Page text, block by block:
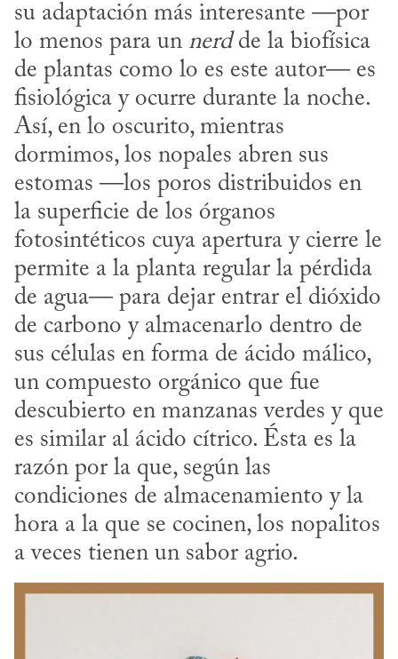
su adaptación más interesante —por
lo menos para un nerd de la biofísica
de plantas como lo es este autor— es
fisiológica y ocurre durante la noche.
Así, en lo oscurito, mientras
dormimos, los nopales abren sus
estomas —los poros distribuidos en
la superficie de los órganos
fotosintéticos cuya apertura y cierre le
permite a la planta regular la pérdida
de agua— para dejar entrar el dióxido
de carbono y almacenarlo dentro de
sus células en forma de ácido málico,
un compuesto orgánico que fue
descubierto en manzanas verdes y que
es similar al ácido cítrico. Ésta es la
razón por la que, según las
condiciones de almacenamiento y la
hora a la que se cocinen, los nopalitos
a veces tienen un sabor agrio.